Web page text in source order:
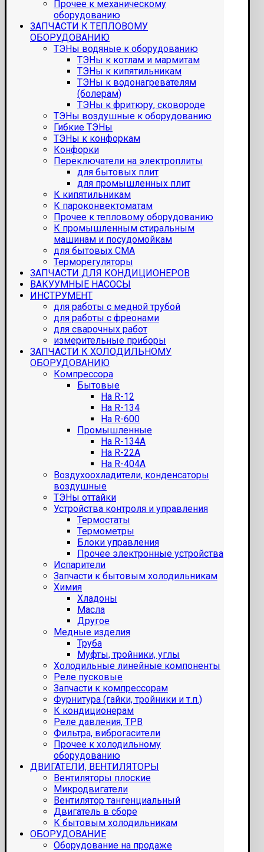
Прочее к механическому
оборудованию
ЗАПЧАСТИ К ТЕПЛОВОМУ
ОБОРУДОВАНИЮ
ТЭНы водяные к оборудованию
ТЭНы к котлам и мармитам
ТЭНы к кипятильникам
ТЭНы к водонагревателям
(болерам)
ТЭНы к фритюру, сковороде
ТЭНы воздушные к оборудованию
Гибкие ТЭНы
ТЭНы к конфоркам
Конфорки
Переключатели на электроплиты
для бытовых плит
для промышленных плит
К кипятильникам
К пароконвектоматам
Прочее к тепловому оборудованию
К промышленным стиральным
машинам и посудомойкам
для бытовых СМА
Терморегуляторы
ЗАПЧАСТИ ДЛЯ КОНДИЦИОНЕРОВ
ВАКУУМНЫЕ НАСОСЫ
ИНСТРУМЕНТ
для работы с медной трубой
для работы с фреонами
для сварочных работ
измерительные приборы
ЗАПЧАСТИ К ХОЛОДИЛЬНОМУ
ОБОРУДОВАНИЮ
Компрессора
Бытовые
На R-12
На R-134
На R-600
Промышленные
На R-134A
На R-22A
На R-404A
Воздухоохладители, конденсаторы
воздушные
ТЭНы оттайки
Устройства контроля и управления
Термостаты
Термометры
Блоки управления
Прочее электронные устройства
Испарители
Запчасти к бытовым холодильникам
Химия
Хладоны
Масла
Другое
Медные изделия
Труба
Муфты, тройники, углы
Холодильные линейные компоненты
Реле пусковые
Запчасти к компрессорам
Фурнитура (гайки, тройники и т.п.)
К кондиционерам
Реле давления, ТРВ
Фильтра, виброгасители
Прочее к холодильному
оборудованию
ДВИГАТЕЛИ, ВЕНТИЛЯТОРЫ
Вентиляторы плоские
Микродвигатели
Вентилятор тангенциальный
Двигатель в сборе
К бытовым холодильникам
ОБОРУДОВАНИЕ
Оборудование на продаже